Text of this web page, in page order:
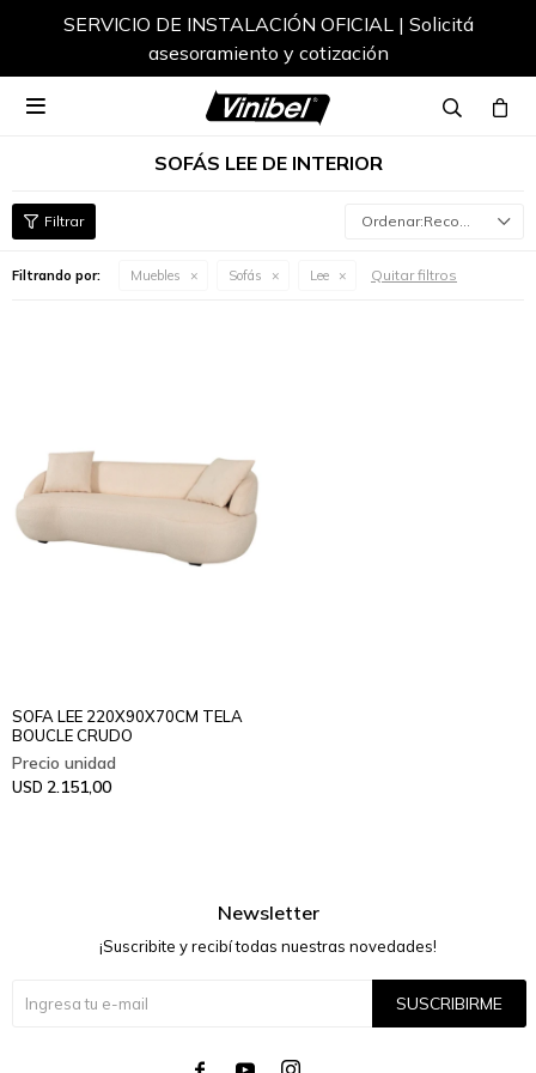
SERVICIO DE INSTALACIÓN OFICIAL | Solicitá
asesoramiento y cotización

SOFÁS LEE DE INTERIOR
Recomendados
Filtrando por: Muebles Sofás Lee Quitar filtros
SOFA LEE 220X90X70CM TELA
BOUCLE CRUDO
USD 2.151,00
Newsletter
¡Suscribite y recibí todas nuestras novedades!
SUSCRIBIRME
  